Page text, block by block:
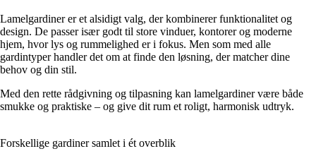
Lamelgardiner er et alsidigt valg, der kombinerer funktionalitet og
design. De passer især godt til store vinduer, kontorer og moderne
hjem, hvor lys og rummelighed er i fokus. Men som med alle
gardintyper handler det om at finde den løsning, der matcher dine
behov og din stil.
Med den rette rådgivning og tilpasning kan lamelgardiner være både
smukke og praktiske – og give dit rum et roligt, harmonisk udtryk.
Forskellige gardiner samlet i ét overblik